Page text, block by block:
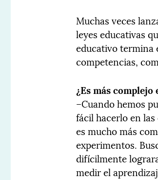
Muchas veces
leyes educativas
educativo termina
competencias,
¿Es más
–Cuando hemos
fácil hacerlo en las
es mucho más
experimentos.
difícilmente
medir el